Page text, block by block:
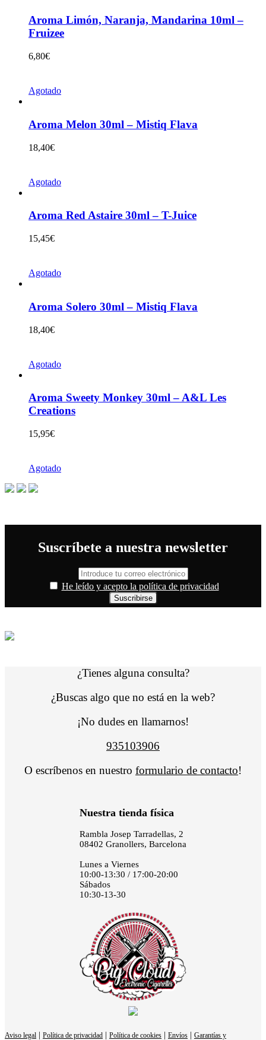
Aroma Limón, Naranja, Mandarina 10ml –
Fruizee
6,80€
Agotado
Aroma Melon 30ml – Mistiq Flava
18,40€
Agotado
Aroma Red Astaire 30ml – T-Juice
15,45€
Agotado
Aroma Solero 30ml – Mistiq Flava
18,40€
Agotado
Aroma Sweety Monkey 30ml – A&L Les
Creations
15,95€
Agotado
Suscríbete a nuestra newsletter
He leído y acepto la política de privacidad
¿Tienes alguna consulta?
¿Buscas algo que no está en la web?
¡No dudes en llamarnos!
935103906
O escríbenos en nuestro formulario de contacto!
Nuestra tienda física
Rambla Josep Tarradellas, 2
08402 Granollers, Barcelona
Lunes a Viernes
10:00-13:30 / 17:00-20:00
Sábados
10:30-13-30
Aviso legal | Política de privacidad | Política de cookies | Envíos | Garantías y